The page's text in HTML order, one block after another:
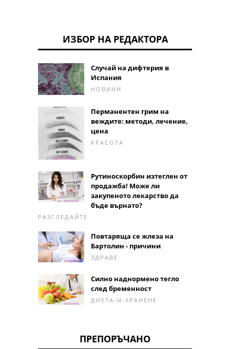
ИЗБОР НА РЕДАКТОРА
Случай на дифтерия в
Испания
НОВИНИ
Перманентен грим на
веждите: методи, лечение,
цена
КРАСОТА
Рутиноскорбин изтеглен от
продажба! Може ли
закупеното лекарство да
бъде върнато?
РАЗГЛЕДАЙТЕ
Повтаряща се жлеза на
Бартолин - причини
ЗДРАВЕ
Силно наднормено тегло
след бременност
ДИЕТА-И-ХРАНЕНЕ
ПРЕПОРЪЧАНО